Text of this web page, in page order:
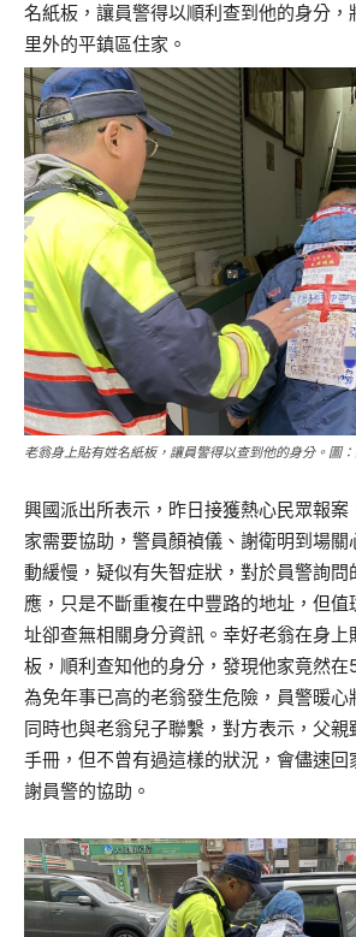
名紙板，讓員警得以順利查到他的身分
里外的平鎮區住家。
老翁身上貼有姓名紙板，讓員警得以查到他的身分。圖
興國派出所表示，昨日接獲熱心民眾報案
家需要協助，警員顏禎儀、謝衛明到場
動緩慢，疑似有失智症狀，對於員警詢問
應，只是不斷重複在中豐路的地址，但
址卻查無相關身分資訊。幸好老翁在身
板，順利查知他的身分，發現他家竟然在
為免年事已高的老翁發生危險，員警暖心
同時也與老翁兒子聯繫，對方表示，父
手冊，但不曾有過這樣的狀況，會儘速
謝員警的協助。